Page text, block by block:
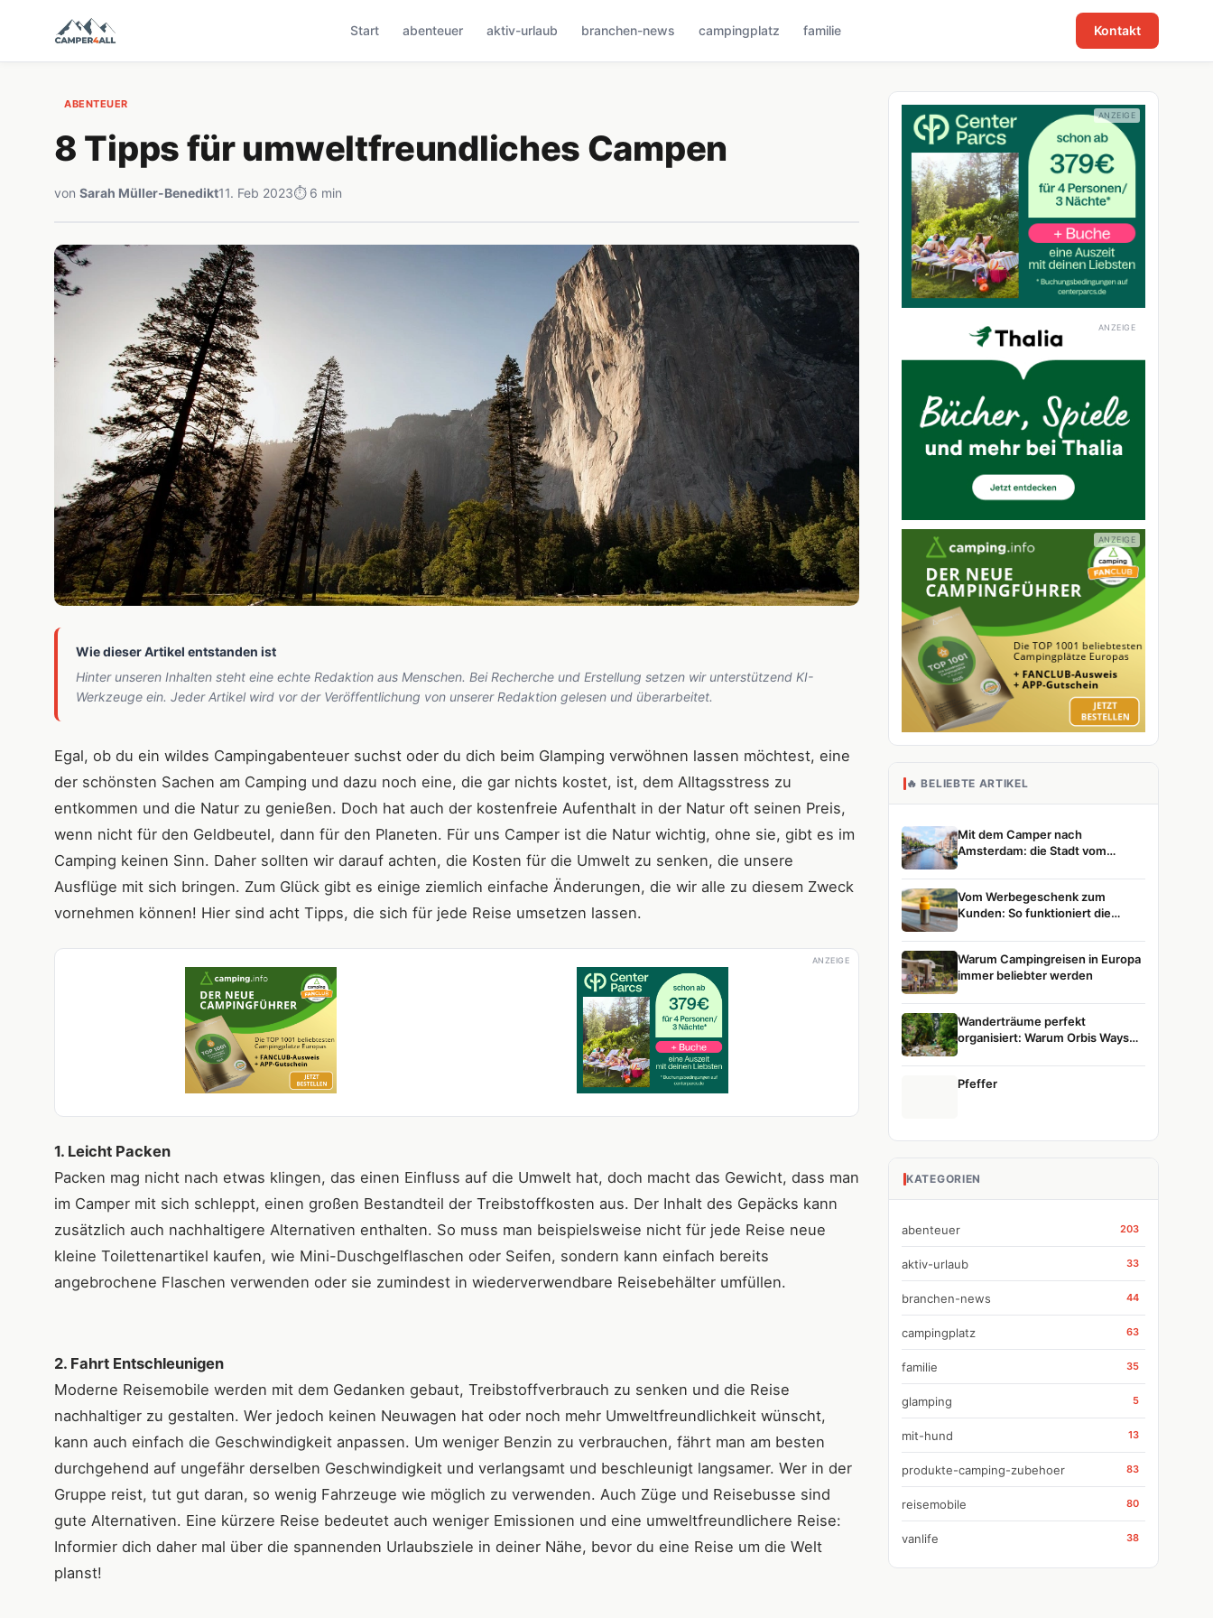
Start abenteuer aktiv-urlaub branchen-news campingplatz familie Kontakt
ABENTEUER
8 Tipps für umweltfreundliches Campen
von Sarah Müller-Benedikt11. Feb 2023⏱ 6 min
Wie dieser Artikel entstanden ist
Hinter unseren Inhalten steht eine echte Redaktion aus Menschen. Bei Recherche und Erstellung setzen wir unterstützend KI-
Werkzeuge ein. Jeder Artikel wird vor der Veröffentlichung von unserer Redaktion gelesen und überarbeitet.
Egal, ob du ein wildes Campingabenteuer suchst oder du dich beim Glamping verwöhnen lassen möchtest, eine
der schönsten Sachen am Camping und dazu noch eine, die gar nichts kostet, ist, dem Alltagsstress zu
entkommen und die Natur zu genießen. Doch hat auch der kostenfreie Aufenthalt in der Natur oft seinen Preis,
wenn nicht für den Geldbeutel, dann für den Planeten. Für uns Camper ist die Natur wichtig, ohne sie, gibt es im
Camping keinen Sinn. Daher sollten wir darauf achten, die Kosten für die Umwelt zu senken, die unsere
Ausflüge mit sich bringen. Zum Glück gibt es einige ziemlich einfache Änderungen, die wir alle zu diesem Zweck
vornehmen können! Hier sind acht Tipps, die sich für jede Reise umsetzen lassen.
ANZEIGE
1. Leicht Packen
Packen mag nicht nach etwas klingen, das einen Einfluss auf die Umwelt hat, doch macht das Gewicht, dass man
im Camper mit sich schleppt, einen großen Bestandteil der Treibstoffkosten aus. Der Inhalt des Gepäcks kann
zusätzlich auch nachhaltigere Alternativen enthalten. So muss man beispielsweise nicht für jede Reise neue
kleine Toilettenartikel kaufen, wie Mini-Duschgelflaschen oder Seifen, sondern kann einfach bereits
angebrochene Flaschen verwenden oder sie zumindest in wiederverwendbare Reisebehälter umfüllen.
2. Fahrt Entschleunigen
Moderne Reisemobile werden mit dem Gedanken gebaut, Treibstoffverbrauch zu senken und die Reise
nachhaltiger zu gestalten. Wer jedoch keinen Neuwagen hat oder noch mehr Umweltfreundlichkeit wünscht,
kann auch einfach die Geschwindigkeit anpassen. Um weniger Benzin zu verbrauchen, fährt man am besten
durchgehend auf ungefähr derselben Geschwindigkeit und verlangsamt und beschleunigt langsamer. Wer in der
Gruppe reist, tut gut daran, so wenig Fahrzeuge wie möglich zu verwenden. Auch Züge und Reisebusse sind
gute Alternativen. Eine kürzere Reise bedeutet auch weniger Emissionen und eine umweltfreundlichere Reise:
Informier dich daher mal über die spannenden Urlaubsziele in deiner Nähe, bevor du eine Reise um die Welt
planst!
🔥 BELIEBTE ARTIKEL
Mit dem Camper nach
Amsterdam: die Stadt vom
Vom Werbegeschenk zum
Kunden: So funktioniert die
Warum Campingreisen in Europa
immer beliebter werden
Wanderträume perfekt
organisiert: Warum Orbis Ways
Pfeffer
KATEGORIEN
abenteuer 203
aktiv-urlaub 33
branchen-news 44
campingplatz 63
familie 35
glamping 5
mit-hund 13
produkte-camping-zubehoer 83
reisemobile 80
vanlife 38